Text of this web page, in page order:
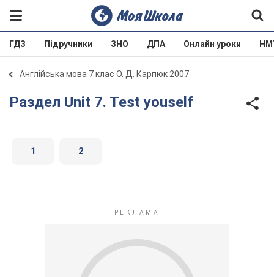
ГДЗ Підручники ЗНО ДПА Онлайн уроки
Англійська мова 7 клас О. Д. Карпюк 2007
Раздел Unit 7. Test youself
1 2